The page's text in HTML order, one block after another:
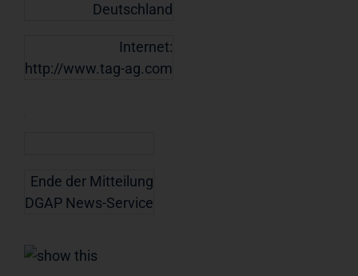
Deutschland
Internet:
http://www.tag-ag.com
Ende der Mitteilung
DGAP News-Service